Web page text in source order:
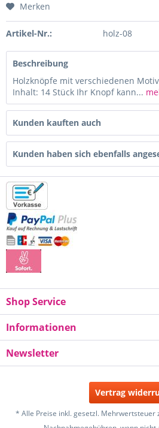
Merken
Artikel-Nr.: holz-08
Beschreibung
Holzknöpfe mit verschiedenen
Inhalt: 14 Stück Ihr Knopf kann...
Kunden kauften auch
Kunden haben sich ebenfalls
Shop Service
Informationen
Newsletter
Vertrag
* Alle Preise inkl. gesetzl. Mehrwertsteuer